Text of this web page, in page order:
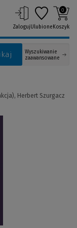
Wyszukiwanie
zaawansowane
ZalogujUlubione
0
Koszyk
Herbert Szurgacz